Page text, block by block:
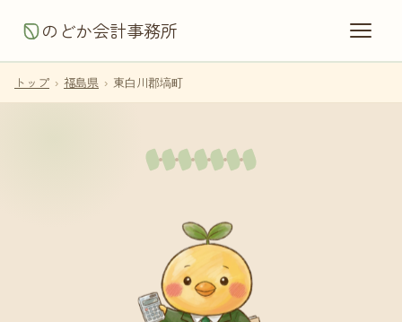
のどか会計事務所
トップ › 福島県 › 東白川郡塙町